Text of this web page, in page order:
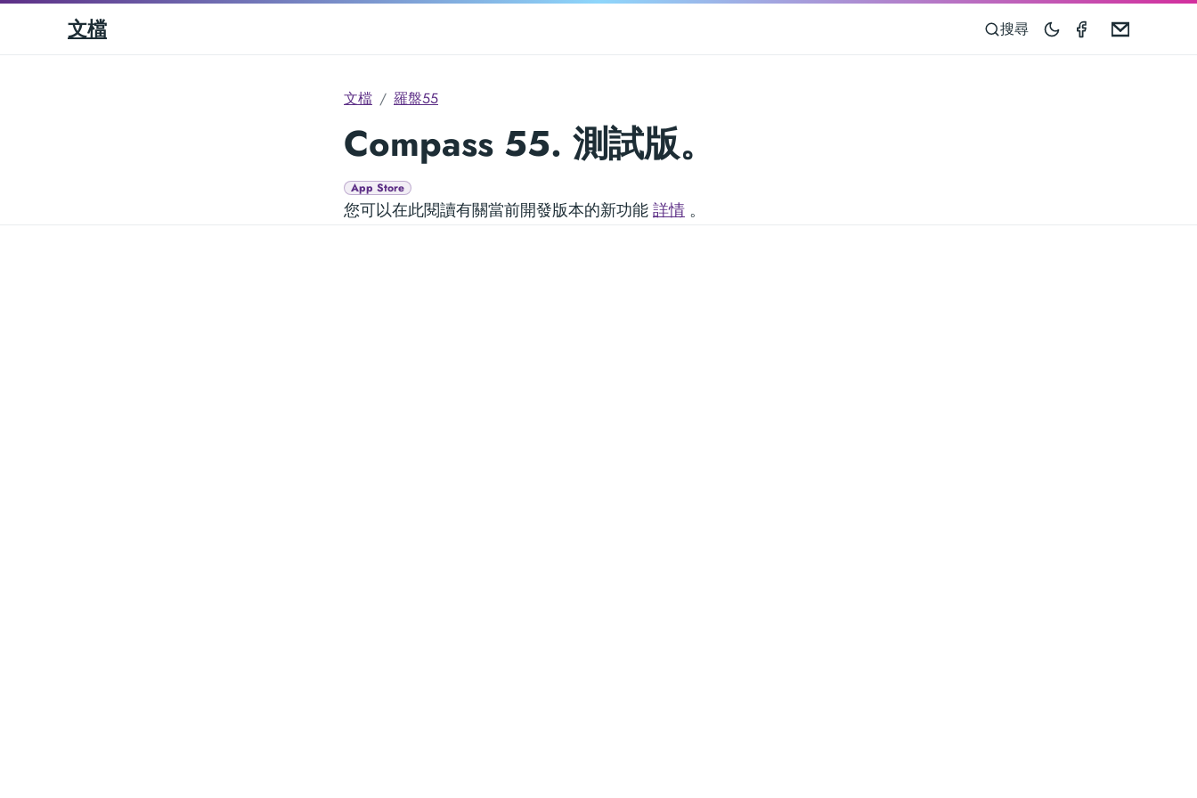
文檔 搜尋 Compass 55
文檔 羅盤55
Compass 55. 測試版。
App Store
您可以在此閱讀有關當前開發版本的新功能詳情 。